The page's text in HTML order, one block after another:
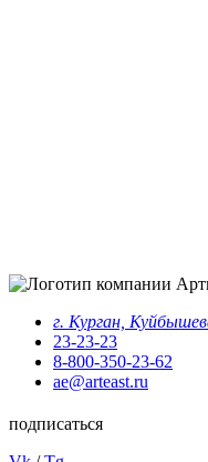
г. Курган,
23-23-23
8-800-350-23-62
ae@arteast.ru
подписаться